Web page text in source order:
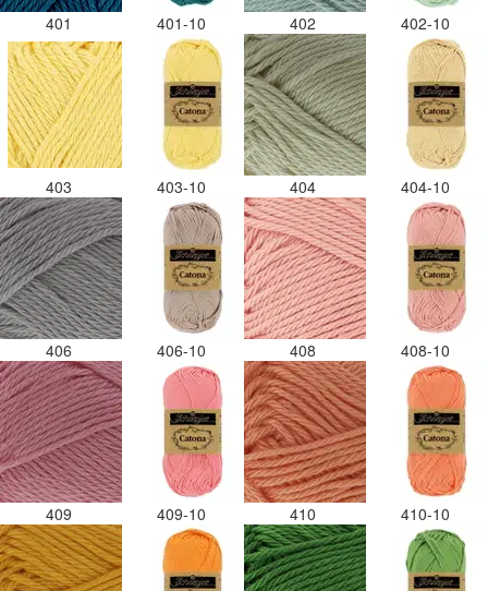
401 401-10 402 402-10
403 403-10 404 404-10
406 406-10 408 408-10
409 409-10 410 410-10